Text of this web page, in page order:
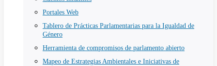
Portales Web
Tablero de Prácticas Parlamentarias para la Igualdad de
Género
Herramienta de compromisos de parlamento abierto
Mapeo de Estrategias Ambientales e Iniciativas de